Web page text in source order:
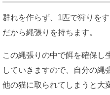
群れを作らず、1匹で狩りをす
だから縄張りを持ちます。
この縄張りの中で餌を確保し
していきますので、自分の縄
他の猫に取られてしまうと大